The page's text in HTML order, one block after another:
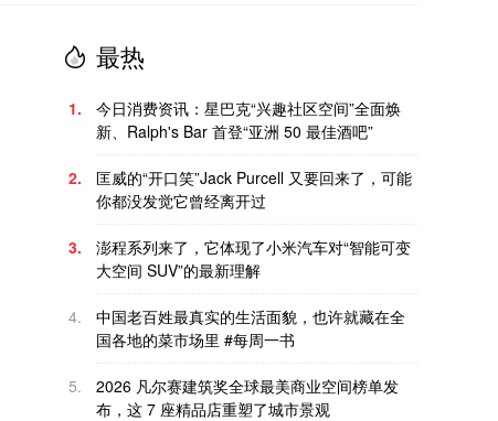
最热
1.
今日消费资讯：星巴克“兴趣社区空间”全面焕
新、Ralph's Bar 首登“亚洲 50 最佳酒吧”
2.
匡威的“开口笑”Jack Purcell 又要回来了，可能
你都没发觉它曾经离开过
3.
澎程系列来了，它体现了小米汽车对“智能可变
大空间 SUV”的最新理解
4.
中国老百姓最真实的生活面貌，也许就藏在全
国各地的菜市场里 #每周一书
5.
2026 凡尔赛建筑奖全球最美商业空间榜单发
布，这 7 座精品店重塑了城市景观